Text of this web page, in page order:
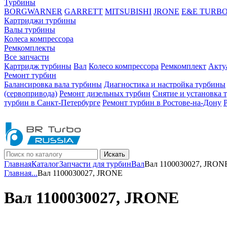
Турбины
BORGWARNER GARRETT MITSUBISHI JRONE E&E
Картриджи турбины
Валы турбины
Колеса компрессора
Ремкомплекты
Все запчасти
Картридж турбины Вал Колесо компрессора Ремкомплект
Ремонт турбин
Балансировка вала турбины Диагностика и настройка турбины
(сервопривода) Ремонт дизельных турбин Снятие и установка
турбин в Санкт-Петербурге Ремонт турбин в Ростове-на-Дону
Искать
ГлавнаяКаталогЗапчасти для турбинВалВал 1100030027,
Главная...Вал 1100030027, JRONE
Вал 1100030027, JRONE